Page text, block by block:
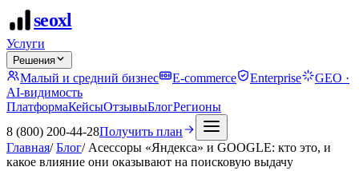
seoxl
Услуги
Решения
Малый и средний бизнес E-commerce Enterprise
GEO ·
AI-видимость
ПлатформаКейсыОтзывыБлогРегионы
8 (800) 200-44-28Получить план
Главная/ Блог/ Асессоры «Яндекса» и GOOGLE: кто это, и
какое влияние они оказывают на поисковую выдачу